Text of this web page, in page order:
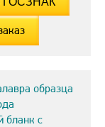
образца
бланк с